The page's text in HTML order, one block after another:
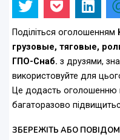
Поділіться оголошенням
грузовые, тяговые,
ГПО-Снаб. з друзями,
використовуйте для
Це додасть оголошенню
багаторазово
ЗБЕРЕЖІТЬ АБО